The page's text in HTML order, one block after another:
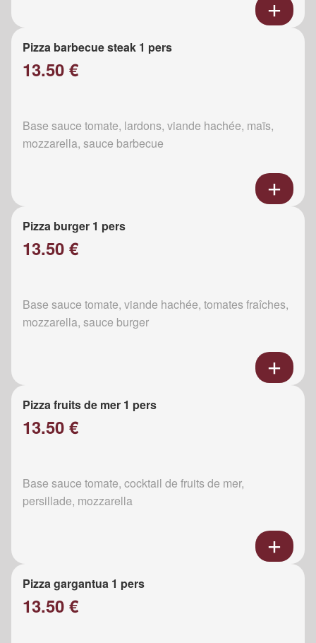
Pizza barbecue steak 1 pers
13.50 €
Base sauce tomate, lardons, viande hachée, maïs,
mozzarella, sauce barbecue
Pizza burger 1 pers
13.50 €
Base sauce tomate, viande hachée, tomates fraîches,
mozzarella, sauce burger
Pizza fruits de mer 1 pers
13.50 €
Base sauce tomate, cocktail de fruits de mer,
persillade, mozzarella
Pizza gargantua 1 pers
13.50 €